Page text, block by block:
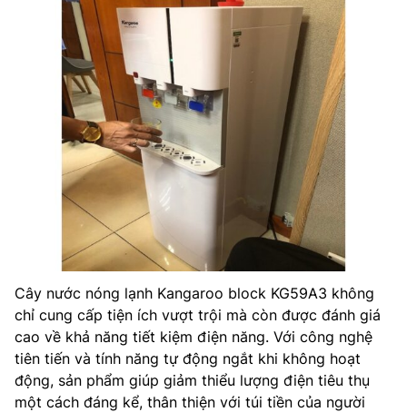
Cây nước nóng lạnh Kangaroo block KG59A3 không
chỉ cung cấp tiện ích vượt trội mà còn được đánh giá
cao về khả năng tiết kiệm điện năng. Với công nghệ
tiên tiến và tính năng tự động ngắt khi không hoạt
động, sản phẩm giúp giảm thiểu lượng điện tiêu thụ
một cách đáng kể, thân thiện với túi tiền của người